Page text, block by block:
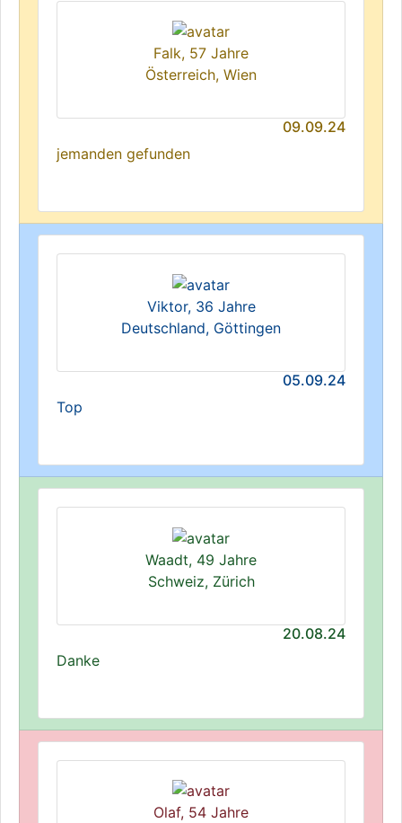
Falk, 57 Jahre
Österreich, Wien
09.09.24
jemanden gefunden
Viktor, 36 Jahre
Deutschland, Göttingen
05.09.24
Top
Waadt, 49 Jahre
Schweiz, Zürich
20.08.24
Danke
Olaf, 54 Jahre